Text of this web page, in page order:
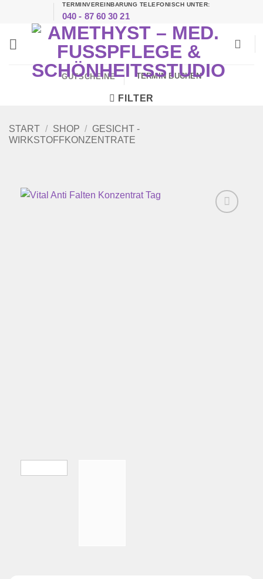
springen
TERMINVEREINBARUNG TELEFONISCH UNTER:
040 - 87 60 30 21
GUTSCHEINE TERMIN BUCHEN
FILTER
START / SHOP / GESICHT -
WIRKSTOFFKONZENTRATE